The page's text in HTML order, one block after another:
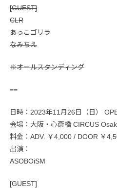
[GUEST]
CLR
あっこゴリラ
なみちえ
※オールスタンディング
==
日時：2023年11月26日（日）
会場：大阪・心斎橋 CIRCUS
料金：ADV. ￥4,000 / DOOR ￥
出演：
ASOBOiSM
[GUEST]